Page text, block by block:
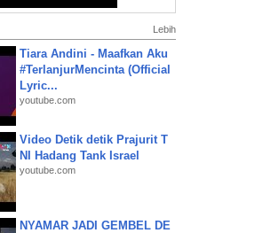
Lebih
Tiara Andini - Maafkan Aku
#TerlanjurMencinta (Official
Lyric...
youtube.com
Video Detik detik Prajurit T
NI Hadang Tank Israel
youtube.com
NYAMAR JADI GEMBEL DE